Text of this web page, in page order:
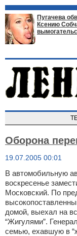
Пугачева
Ксению
Оборона
19.07.2005 00:01
В автомобильную
воскресенье
Московский. По
домой, выехал на
“Жигулями”.
семью, ехавшую в